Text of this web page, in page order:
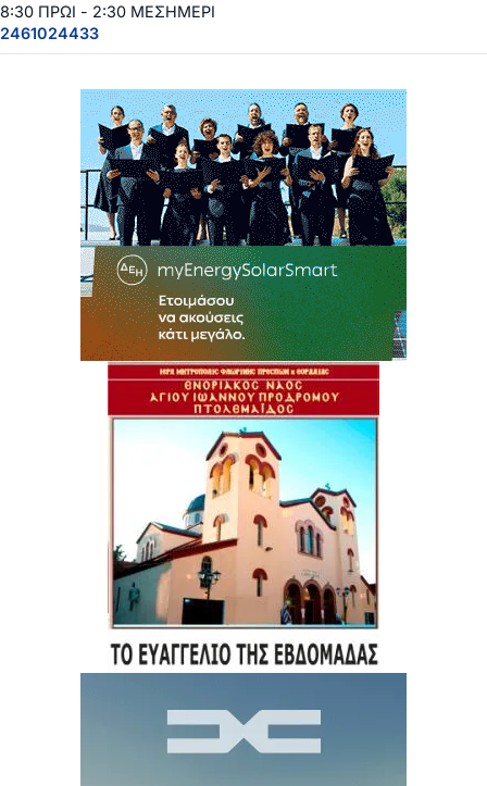
8:30 ΠΡΩΙ - 2:30 ΜΕΣΗΜΕΡΙ
2461024433